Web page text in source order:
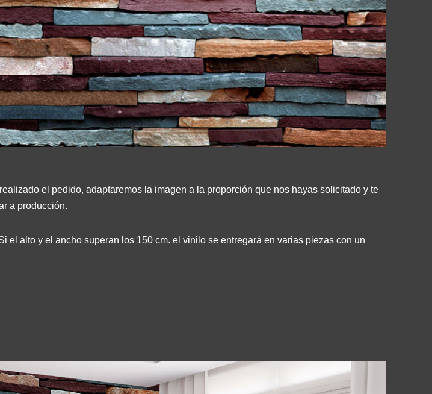
el pedido, adaptaremos la imagen a la proporción que nos hayas solicitado y te
a producción.
alto y el ancho superan los 150 cm. el vinilo se entregará en varias piezas con un